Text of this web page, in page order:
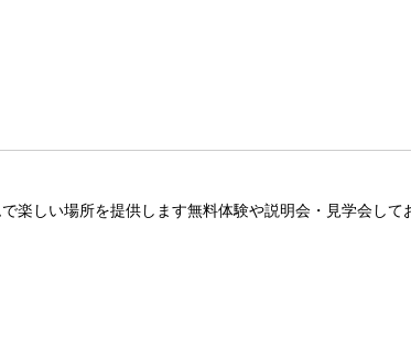
楽しい場所を提供します無料体験や説明会・見学会して